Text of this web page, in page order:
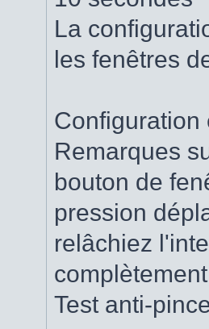
La
les fenêtres
Configuration
Remarques
bouton de
pression
relâchiez
Test anti-